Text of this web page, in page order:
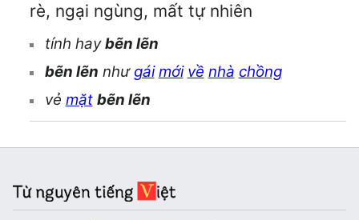
rè, ngại ngùng, mất tự nhiên
tính haybẽn lẽn
bẽn lẽn như gái mới về nhà chồng
vẻ mặt bẽn lẽn